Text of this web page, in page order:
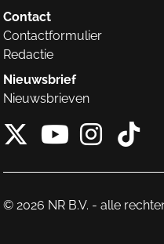
Contact
Contactformulier
Redactie
Nieuwsbrief
Nieuwsbrieven
X van
© 2026 NR B.V. - alle